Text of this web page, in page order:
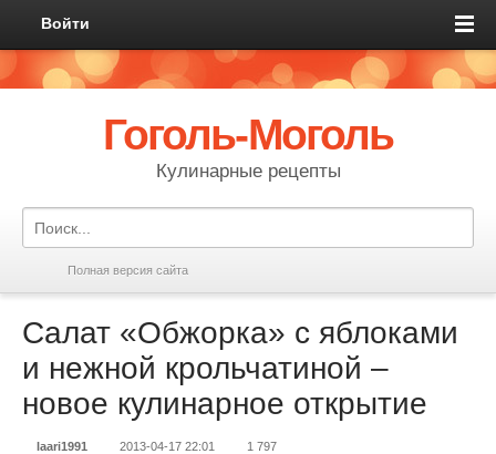
Войти
Гоголь-Моголь
Кулинарные рецепты
Полная версия сайта
Салат «Обжорка» с яблоками
и нежной крольчатиной –
новое кулинарное открытие
laari1991 2013-04-17 22:01 1 797